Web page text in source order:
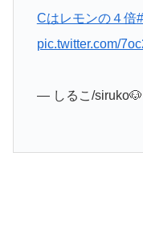
Cはレモンの４倍
pic.twitter.com/
— しるこ/